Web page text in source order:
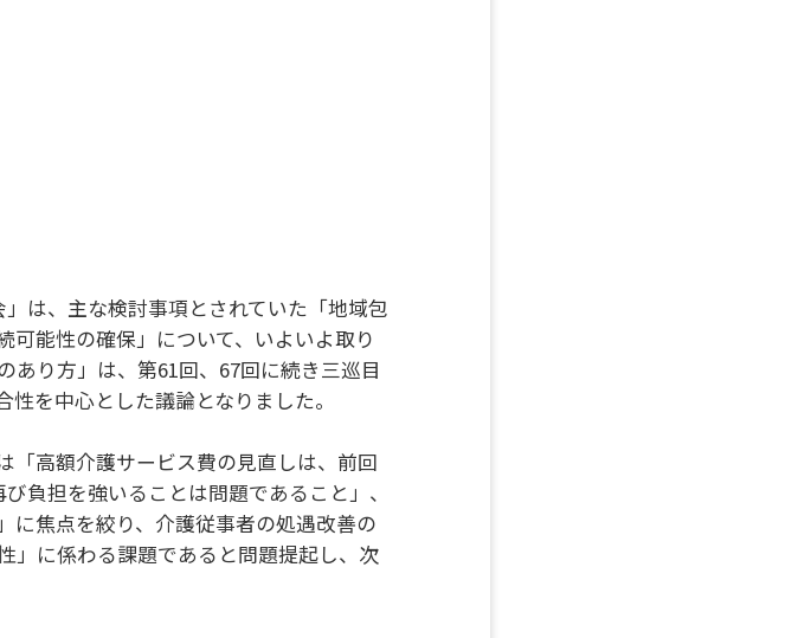
は、主な検討事項とされていた「地域包
能性の確保」について、いよいよ取り
あり方」は、第61回、67回に続き三巡目
を中心とした議論となりました。
「高額介護サービス費の見直しは、前回
負担を強いることは問題であること」、
に焦点を絞り、介護従事者の処遇改善の
」に係わる課題であると問題提起し、次